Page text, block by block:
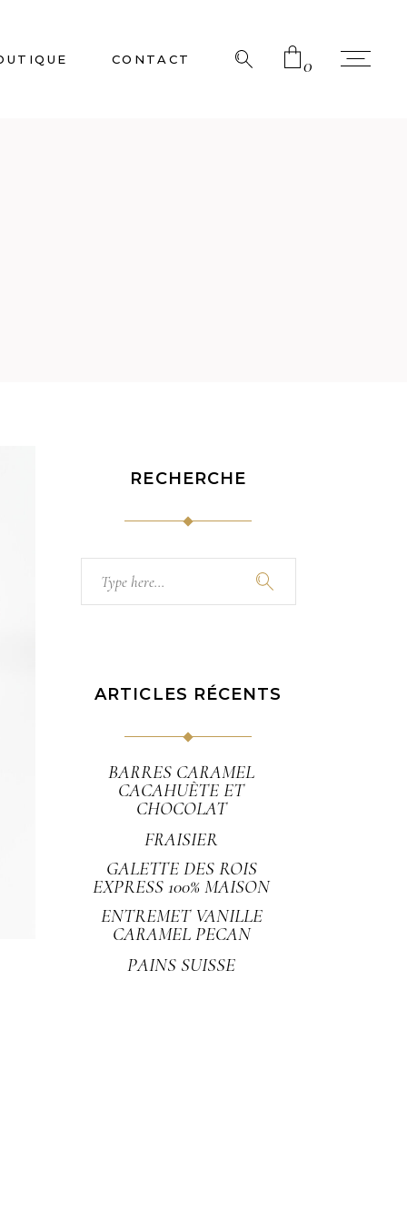
CONTACT 0
RECHERCHE
for:
ARTICLES RÉCENTS
BARRES CARAMEL
CACAHUÈTE ET
CHOCOLAT
FRAISIER
GALETTE DES ROIS
EXPRESS 100% MAISON
ENTREMET VANILLE
CARAMEL PECAN
PAINS SUISSE